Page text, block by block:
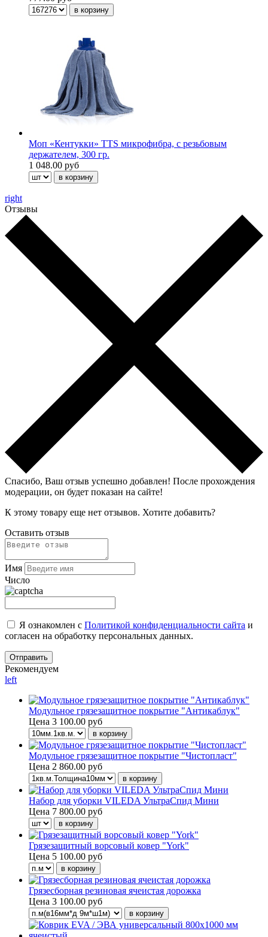
Моп «Кентукки» TTS микрофибра, с резьбовым
держателем, 300 гр.
1 048.00 руб
right
Отзывы
Спасибо, Ваш отзыв успешно добавлен! После прохождения
модерации, он будет показан на сайте!
К этому товару еще нет отзывов. Хотите добавить?
Оставить отзыв
Имя
Число
Я ознакомлен с Политикой конфиденциальности сайта и
согласен на обработку персональных данных.
Рекомендуем
left
Модульное грязезащитное покрытие "Антикаблук"
Цена 3 100.00 руб
Модульное грязезащитное покрытие "Чистопласт"
Цена 2 860.00 руб
Набор для уборки VILEDA УльтраСпид Мини
Цена 7 800.00 руб
Грязезащитный ворсовый ковер "York"
Цена 5 100.00 руб
Грязесборная резиновая ячеистая дорожка
Цена 3 100.00 руб